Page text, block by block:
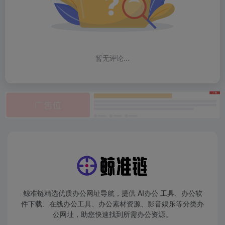
暂无评论...
鲸准链精选优质办公网址导航，提供 AI办公 工具、办公软
件下载、在线办公工具、办公素材资源、影音娱乐等分类办
公网址，助您快速找到所需办公资源。